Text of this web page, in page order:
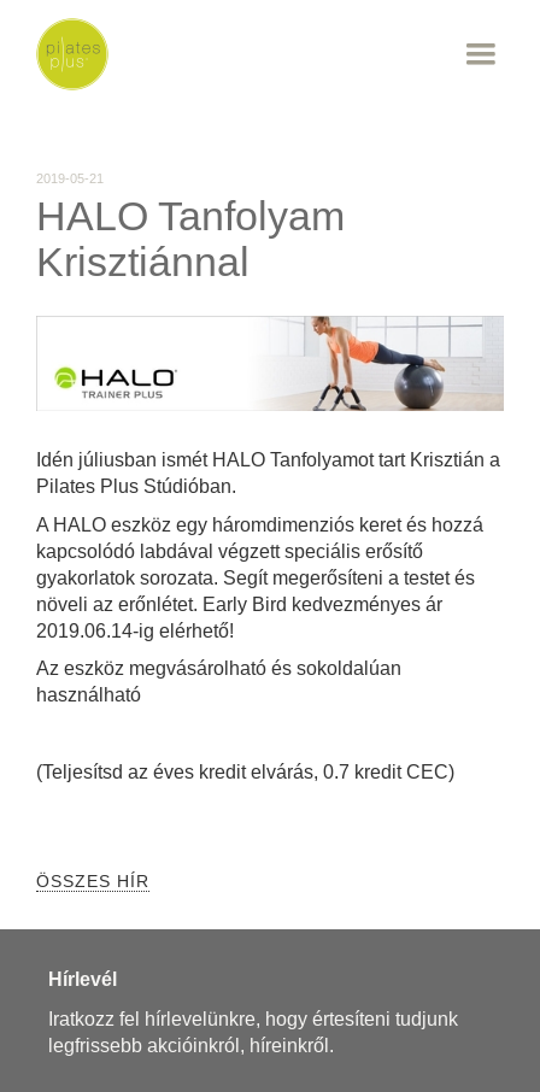
2019-05-21
HALO Tanfolyam
Krisztiánnal
Idén júliusban ismét HALO Tanfolyamot tart Krisztián a
Pilates Plus Stúdióban.
A HALO eszköz egy háromdimenziós keret és hozzá
kapcsolódó labdával végzett speciális erősítő
gyakorlatok sorozata. Segít megerősíteni a testet és
növeli az erőnlétet. Early Bird kedvezményes ár
2019.06.14-ig elérhető!
Az eszköz megvásárolható és sokoldalúan
használható
(Teljesítsd az éves kredit elvárás, 0.7 kredit CEC)
ÖSSZES HÍR
Hírlevél
Iratkozz fel hírlevelünkre, hogy értesíteni tudjunk
legfrissebb akcióinkról, híreinkről.